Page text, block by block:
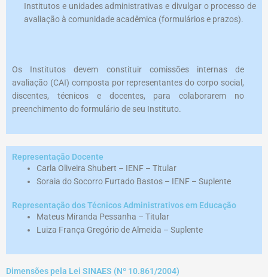
Institutos e unidades administrativas e divulgar o processo de
avaliação à comunidade acadêmica (formulários e prazos).
Os Institutos devem constituir comissões internas de
avaliação (CAI) composta por representantes do corpo social,
discentes, técnicos e docentes, para colaborarem no
preenchimento do formulário de seu Instituto.
Representação Docente
Carla Oliveira Shubert – IENF – Titular
Soraia do Socorro Furtado Bastos – IENF – Suplente
Representação dos Técnicos Administrativos em Educação
Mateus Miranda Pessanha – Titular
Luiza França Gregório de Almeida – Suplente
Dimensões pela Lei SINAES (Nº 10.861/2004)